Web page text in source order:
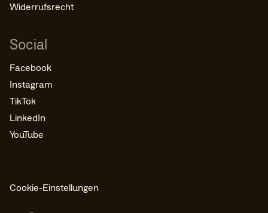
Widerrufsrecht
Social
Facebook
Instagram
TikTok
LinkedIn
YouTube
Cookie-Einstellungen